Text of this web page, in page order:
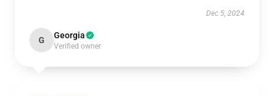
Dec 5, 2024
G Georgia
Verified owner